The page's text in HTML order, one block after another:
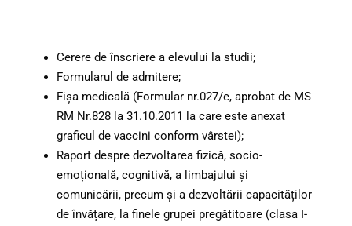
Cerere de înscriere a elevului la studii;
Formularul de admitere;
Fișa medicală (Formular nr.027/e, aprobat de MS
RM Nr.828 la 31.10.2011 la care este anexat
graficul de vaccini conform vârstei);
Raport despre dezvoltarea fizică, socio-
emoțională, cognitivă, a limbajului și
comunicării, precum și a dezvoltării capacităților
de învățare, la finele grupei pregătitoare (clasa I-